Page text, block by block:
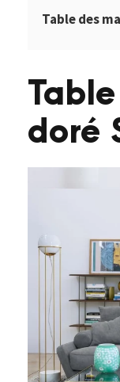
Table des
doré